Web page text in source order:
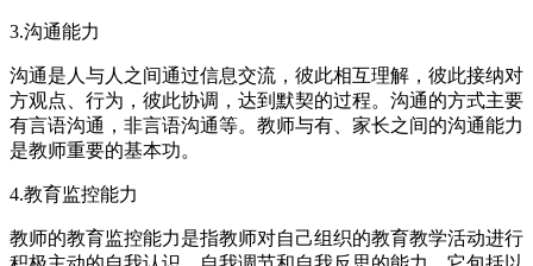
3.沟通能力
沟通是人与人之间通过信息交流，彼此相互理解，彼此接纳对
方观点、行为，彼此协调，达到默契的过程。沟通的方式主要
有言语沟通，非言语沟通等。教师与有、家长之间的沟通能力
是教师重要的基本功。
4.教育监控能力
教师的教育监控能力是指教师对自己组织的教育教学活动进行